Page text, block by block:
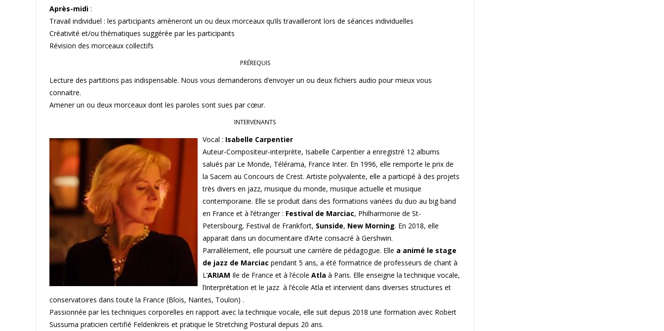
Après-midi:
Travail individuel : les participants amèneront un ou deux morceaux qu’ils travailleront lors de séances individuelles
Créativité et/ou thématiques suggérée par les participants
Révision des morceaux collectifs
PRÉREQUIS
Lecture des partitions pas indispensable. Nous vous demanderons d’envoyer un ou deux fichiers audio pour mieux vous
connaitre.
Amener un ou deux morceaux dont les paroles sont sues par cœur.
INTERVENANTS
Vocal : Isabelle Carpentier
Auteur-Compositeur-interprète, Isabelle Carpentier a enregistré 12 albums
salués par Le Monde, Télérama, France Inter. En 1996, elle remporte le prix de
la Sacem au Concours de Crest. Artiste polyvalente, elle a participé à des projets
très divers en jazz, musique du monde, musique actuelle et musique
contemporaine. Elle se produit dans des formations variées du duo au big band
en France et à l’étranger : Festival de Marciac, Philharmonie de St-
Petersbourg, Festival de Frankfort, Sunside, New Morning. En 2018, elle
apparait dans un documentaire d’Arte consacré à Gershwin.
Parrallèlement, elle poursuit une carrière de pédagogue. Elle a animé le stage
de jazz de Marciac pendant 5 ans, a été formatrice de professeurs de chant à
L’ARIAM Ile de France et à l’école Atla à Paris. Elle enseigne la technique vocale,
l’interprétation et le jazz à l’école Atla et intervient dans diverses structures et
conservatoires dans toute la France (Blois, Nantes, Toulon) .
Passionnée par les techniques corporelles en rapport avec la technique vocale, elle suit depuis 2018 une formation avec Robert
Sussuma praticien certifié Feldenkreis et pratique le Stretching Postural depuis 20 ans.